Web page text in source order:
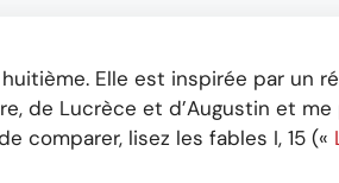
Elle est inspirée par un
de Lucrèce et d’Augustin et
comparer, lisez les fables I, 15 («